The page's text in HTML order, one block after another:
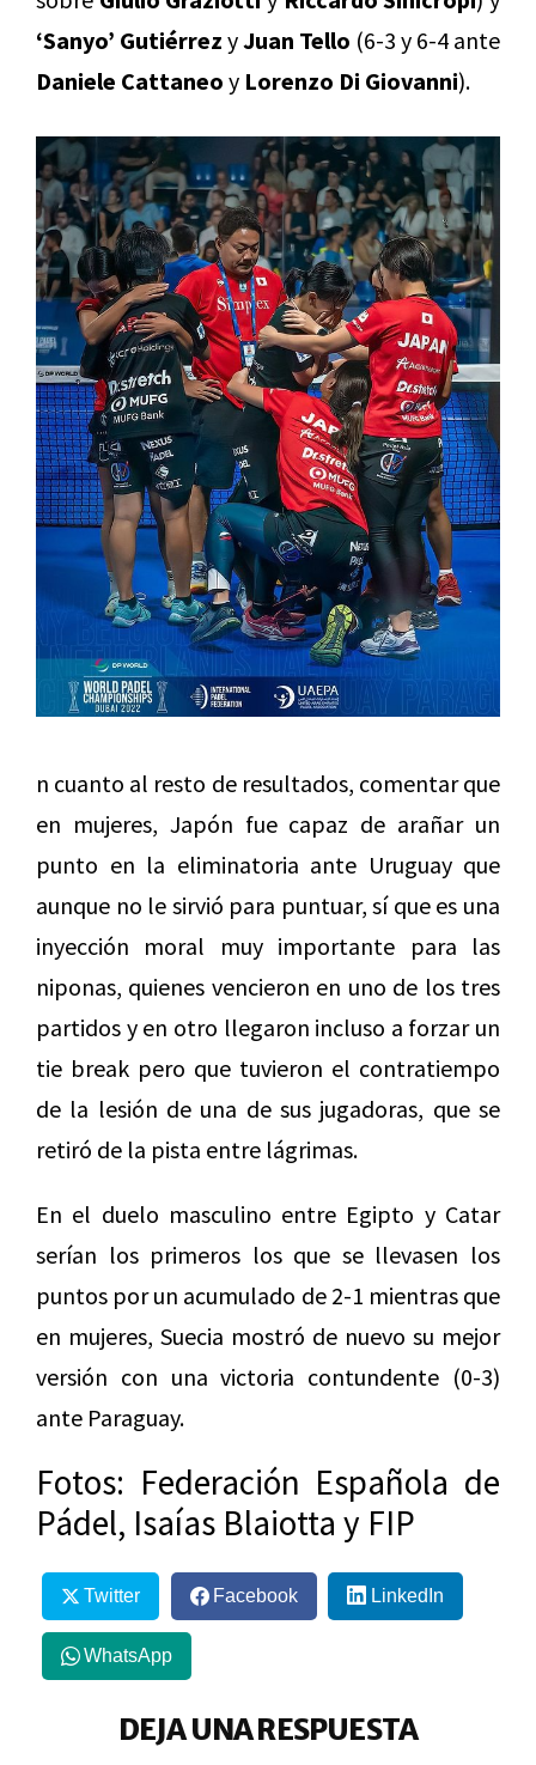
‘Sanyo’ Gutiérrez yJuan Tello (6-3 y 6-4 ante
Daniele Cattaneo y Lorenzo Di Giovanni).
n cuanto al resto de resultados, comentar que
en mujeres, Japón fue capaz de arañar un
punto en la eliminatoria ante Uruguay que
aunque no le sirvió para puntuar, sí que es una
inyección moral muy importante para las
niponas, quienes vencieron en uno de los tres
partidos y en otro llegaron incluso a forzar un
tie break pero que tuvieron el contratiempo
de la lesión de una de sus jugadoras, que se
retiró de la pista entre lágrimas.
En el duelo masculino entre Egipto y Catar
serían los primeros los que se llevasen los
puntos por un acumulado de 2-1 mientras que
en mujeres, Suecia mostró de nuevo su mejor
versión con una victoria contundente (0-3)
ante Paraguay.
Fotos: Federación Española de
Pádel, Isaías Blaiotta y FIP
Twitter Facebook LinkedIn
WhatsApp
DEJA UNA RESPUESTA